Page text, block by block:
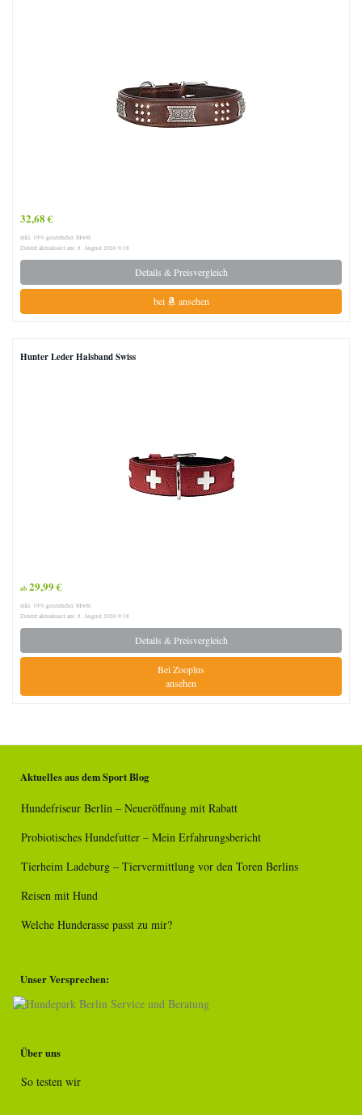
32,68 €
inkl. 19% gesetzlicher MwSt.
Zuletzt aktualisiert am: 8. August 2026 9:38
Details & Preisvergleich
bei ansehen
Hunter Leder Halsband Swiss
ab 29,99 €
inkl. 19% gesetzlicher MwSt.
Zuletzt aktualisiert am: 8. August 2026 9:38
Details & Preisvergleich
Bei Zooplus
ansehen
Aktuelles aus dem Sport Blog
Hundefriseur Berlin – Neueröffnung mit Rabatt
Probiotisches Hundefutter – Mein Erfahrungsbericht
Tierheim Ladeburg – Tiervermittlung vor den Toren Berlins
Reisen mit Hund
Welche Hunderasse passt zu mir?
Unser Versprechen:
Über uns
So testen wir